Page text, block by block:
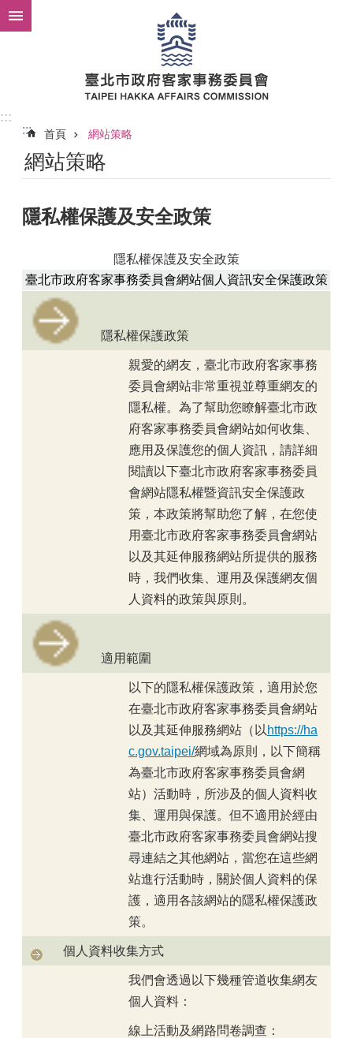
跳到主要內容區塊
:::
:::
首頁 網站策略
網站策略
隱私權保護及安全政策
臺北市政府客家事務委員會網站個人資訊安全保護政策
隱私權保護及安全政策
隱私權保護政策
親愛的網友，臺北市政府客家事務
委員會網站非常重視並尊重網友的
隱私權。為了幫助您瞭解臺北市政
府客家事務委員會網站如何收集、
應用及保護您的個人資訊，請詳細
閱讀以下臺北市政府客家事務委員
會網站隱私權暨資訊安全保護政
策，本政策將幫助您了解，在您使
用臺北市政府客家事務委員會網站
以及其延伸服務網站所提供的服務
時，我們收集、運用及保護網友個
人資料的政策與原則。
適用範圍
以下的隱私權保護政策，適用於您
在臺北市政府客家事務委員會網站
以及其延伸服務網站（以 https://ha
c.gov.taipei/網域為原則，以下簡稱
為臺北市政府客家事務委員會網
站）活動時，所涉及的個人資料收
集、運用與保護。但不適用於經由
臺北市政府客家事務委員會網站搜
尋連結之其他網站，當您在這些網
站進行活動時，關於個人資料的保
護，適用各該網站的隱私權保護政
策。
個人資料收集方式
我們會透過以下幾種管道收集網友
個人資料：
線上活動及網路問卷調查：